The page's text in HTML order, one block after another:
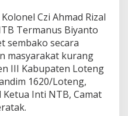
Czi Ahmad Rizal
Termanus Biyanto
sembako secara
masyarakat kurang
III Kabupaten Loteng
1620/Loteng,
Inti NTB, Camat